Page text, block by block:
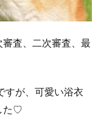
査、二次審査、最
すが、可愛い浴衣
た♡